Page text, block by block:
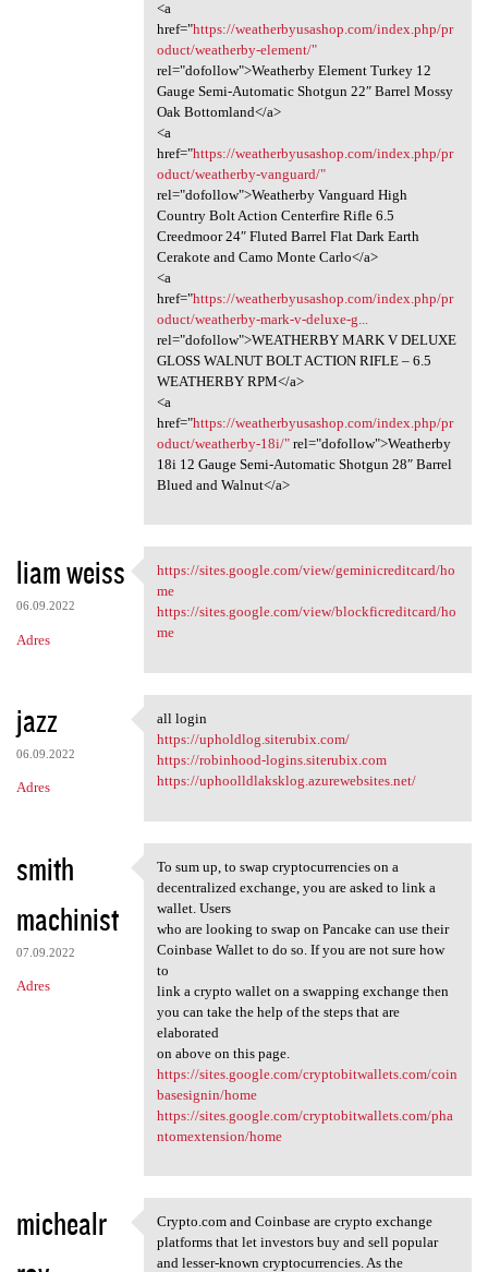
<a
href="https://weatherbyusashop.com/index.php/pr
oduct/weatherby-element/"
rel="dofollow">Weatherby Element Turkey 12
Gauge Semi-Automatic Shotgun 22″ Barrel Mossy
Oak Bottomland</a>
<a
href="https://weatherbyusashop.com/index.php/pr
oduct/weatherby-vanguard/"
rel="dofollow">Weatherby Vanguard High
Country Bolt Action Centerfire Rifle 6.5
Creedmoor 24″ Fluted Barrel Flat Dark Earth
Cerakote and Camo Monte Carlo</a>
<a
href="https://weatherbyusashop.com/index.php/pr
oduct/weatherby-mark-v-deluxe-g...
rel="dofollow">WEATHERBY MARK V DELUXE
GLOSS WALNUT BOLT ACTION RIFLE – 6.5
WEATHERBY RPM</a>
<a
href="https://weatherbyusashop.com/index.php/pr
oduct/weatherby-18i/"rel="dofollow">Weatherby
18i 12 Gauge Semi-Automatic Shotgun 28″ Barrel
Blued and Walnut</a>
liam weiss
06.09.2022
Adres
https://sites.google.com/view
https://sites.google.com/view/geminicreditcard/ho
me
https://sites.google.com/view/blockficreditcard/ho
me
jazz
06.09.2022
Adres
all login
all login
https://upholdlog.siterubix.com/
https://robinhood-logins.siterubix.com
https://uphoolldlaksklog.azurewebsites.net/
smith
machinist
07.09.2022
Adres
To sum up, to swap
To sum up, to swap cryptocurrencies on a
decentralized exchange, you are asked to link a
wallet. Users
who are looking to swap on Pancake can use their
Coinbase Wallet to do so. If you are not sure how
to
link a crypto wallet on a swapping exchange then
you can take the help of the steps that are
elaborated
on above on this page.
https://sites.google.com/cryptobitwallets.com/coin
basesignin/home
https://sites.google.com/cryptobitwallets.com/pha
ntomextension/home
michealr
Crypto.com and Coinbase are
Crypto.com and Coinbase are crypto exchange
platforms that let investors buy and sell popular
and lesser-known cryptocurrencies. As the